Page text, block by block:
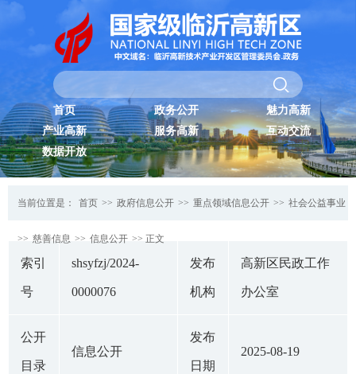
首页 政务公开
魅力高新
产业高新
服务高新
互动交流
数据开放
当前位置是： 首页 >> 政府信息公开 >> 重点领域信息公开 >> 社会公益事业
>> 慈善信息 >> 信息公开 >> 正文
索引
号
shsyfzj/2024-
0000076
发布
机构
高新区民政工作
办公室
公开
目录
信息公开
发布
日期
2025-08-19